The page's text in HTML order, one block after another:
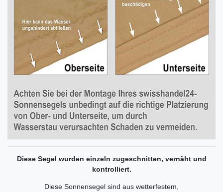
Diese Segel wurden einzeln zugeschnitten, vernäht und
kontrolliert.
Diese Sonnensegel sind aus wetterfestem,